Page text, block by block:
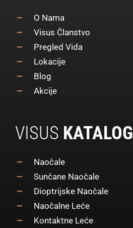
O Nama
Visus Članstvo
Pregled Vida
Lokacije
Blog
Akcije
VISUS KATALOG
Naočale
Sunčane Naočale
Dioptrijske Naočale
Naočalne Leće
Kontaktne Leće